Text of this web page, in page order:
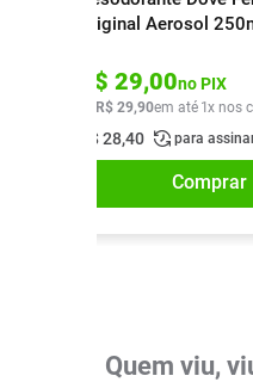
Original Aerosol
R$ 29,00no PIX
R$ 29,90em até 1x nos
R$ 28,40 para
Comprar
Quem viu,